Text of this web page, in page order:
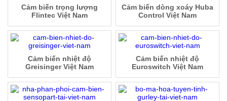
Cảm biến trọng lượng
Flintec Việt Nam
Cảm biến dòng xoáy Huba
Control Việt Nam
Cảm biến nhiệt độ
Greisinger Việt Nam
Cảm biến nhiệt độ
Euroswitch Việt Nam